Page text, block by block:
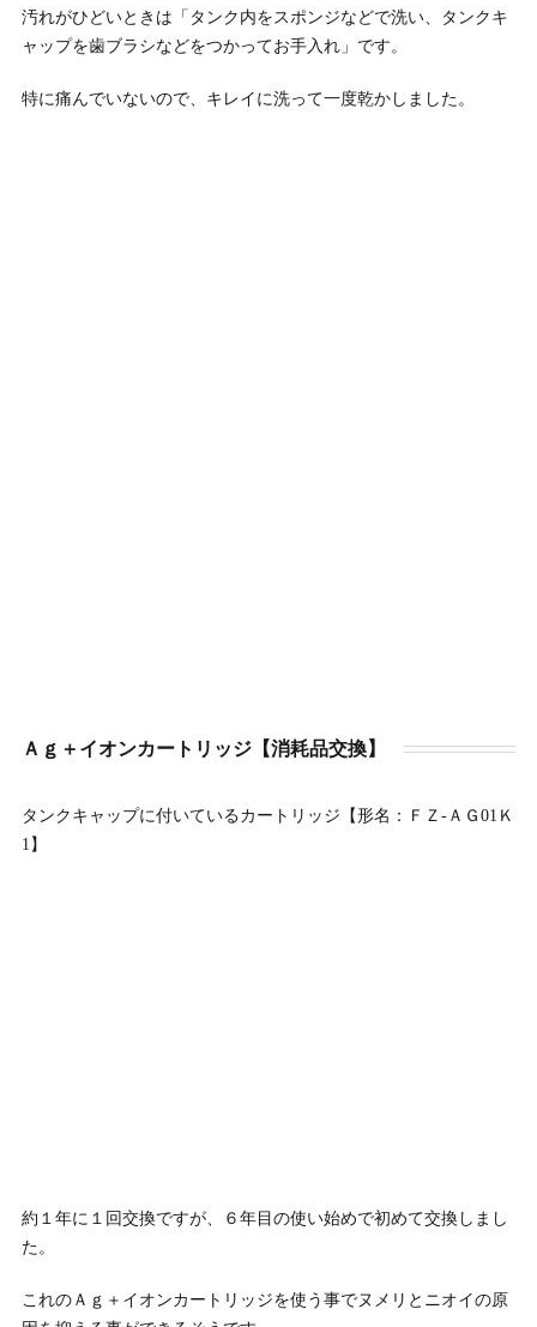
汚れがひどいときは「タンク内をスポンジなどで洗い、タンクキ
ャップを歯ブラシなどをつかってお手入れ」です。
特に痛んでいないので、キレイに洗って一度乾かしました。
Ａｇ＋イオンカートリッジ【消耗品交換】
タンクキャップに付いているカートリッジ【形名：ＦＺ-ＡＧ01Ｋ
1】
約１年に１回交換ですが、６年目の使い始めで初めて交換しまし
た。
これのＡｇ＋イオンカートリッジを使う事でヌメリとニオイの原